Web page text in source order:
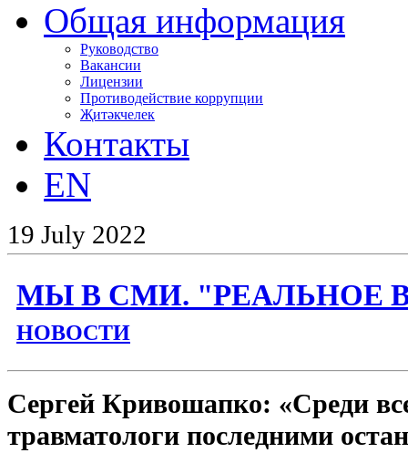
Общая информация
Руководство
Вакансии
Лицензии
Противодействие коррупции
Җитәкчелек
Контакты
EN
19 July 2022
МЫ В СМИ. "РЕАЛЬНОЕ
НОВОСТИ
Сергей Кривошапко: «Среди
травматологи последними